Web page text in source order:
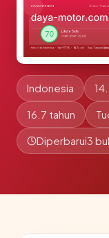
Indonesia
16.7 tahun
Diperbarui3